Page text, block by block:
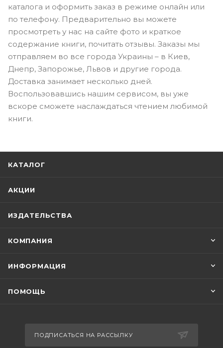
каталога и оформить заказ в режиме онлайн или
по телефону. Предварительно вы можете
просмотреть у нас на сайте фото и краткое
содержание книги, почитать отзывы. Заказы мы
отправляем во все города Украины – в Киев,
Днепр, Запорожье, Львов и другие города.
Доставка занимает несколько дней.
Воспользовавшись нашим сервисом, вы уже
вскоре сможете наслаждаться чтением любимой
книги.
КАТАЛОГ
АКЦИИ
ИЗДАТЕЛЬСТВА
КОМПАНИЯ
ИНФОРМАЦИЯ
ПОМОЩЬ
ПОДПИСАТЬСЯ НА РАССЫЛКУ